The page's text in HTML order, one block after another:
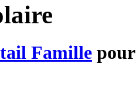
Famille